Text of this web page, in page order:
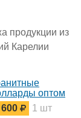
продукции из
Карелии
оптом
1 шт